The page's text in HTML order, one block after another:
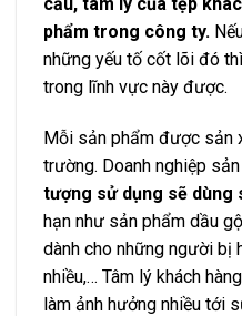
phẩm trong công ty.
những yếu tố cốt lõi đó
trong lĩnh vực này được.
Mỗi sản phẩm được sản
trường. Doanh nghiệp
tượng sử dụng sẽ dùng
hạn như sản phẩm dầu
dành cho những người bị
nhiều,… Tâm lý khách
làm ảnh hưởng nhiều tới